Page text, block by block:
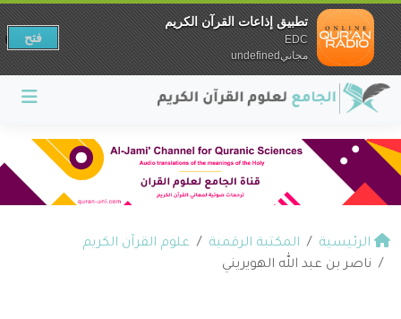
الرئيسية المكتبة الرقمية
علوم القرآن الكريم
ناصر بن عبد الله الهويريني
تطبيق إذاعات القرآن الكريم
EDC
مجانيundefined
فتح